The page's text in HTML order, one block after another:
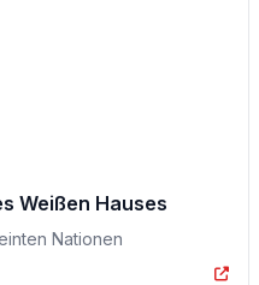
Weißen Hauses
Nationen